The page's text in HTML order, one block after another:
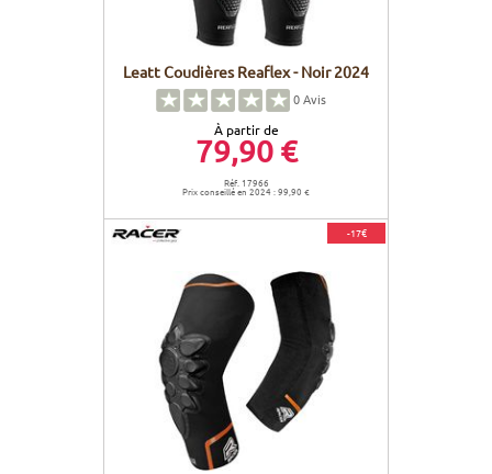
Leatt Coudières Reaflex - Noir 2024
0Avis
À partir de
79,90 €
Réf. 17966
Prix conseillé en 2024 : 99,90 €
-17€